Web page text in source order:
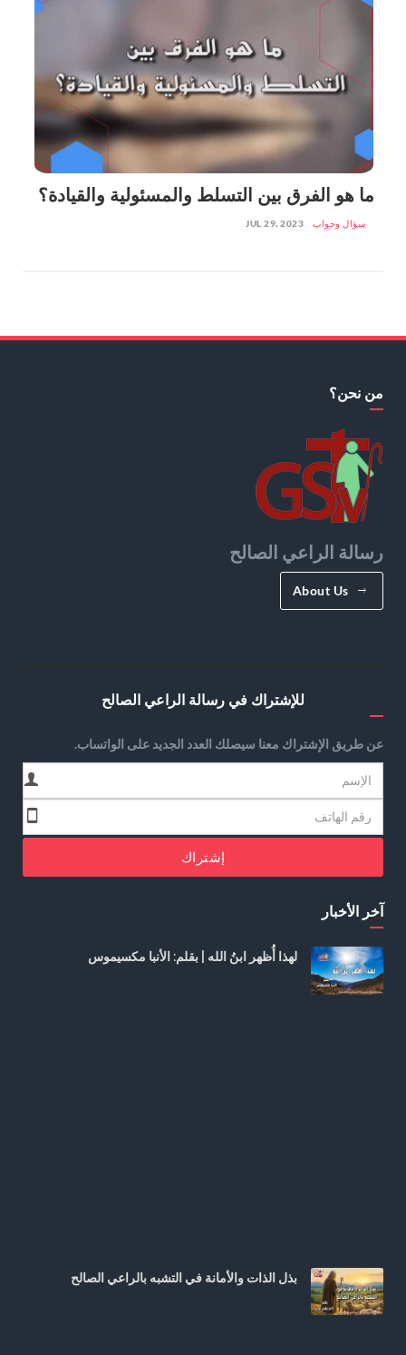
ما هو الفرق بين التسلط والمسئولية والقيادة؟
سؤال وجواب JUL 29, 2023
من نحن؟
رسالة الراعي الصالح
About Us
للإشتراك في رسالة الراعي الصالح
عن طريق الإشتراك معنا سيصلك العدد الجديد على الواتساب.
إشتراك
آخر الأخبار
لهذا أُظهر ابنُ الله | بقلم: الأنبا مكسيموس
بذل الذات والأمانة في التشبه بالراعي الصالح